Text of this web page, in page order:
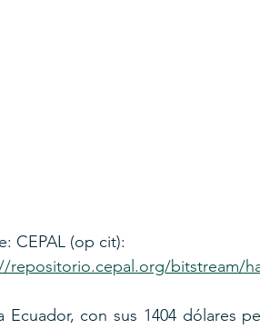
CEPAL (op cit):
repositorio.cepal.org/bitstream/
Ecuador, con sus 1404 dólares